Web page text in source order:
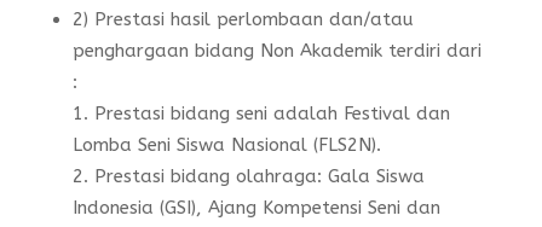
2) Prestasi hasil perlombaan dan/atau
penghargaan bidang Non Akademik terdiri dari
:
Prestasi bidang seni adalah Festival dan
Lomba Seni Siswa Nasional (FLS2N).
Prestasi bidang olahraga: Gala Siswa
Indonesia (GSI), Ajang Kompetensi Seni dan